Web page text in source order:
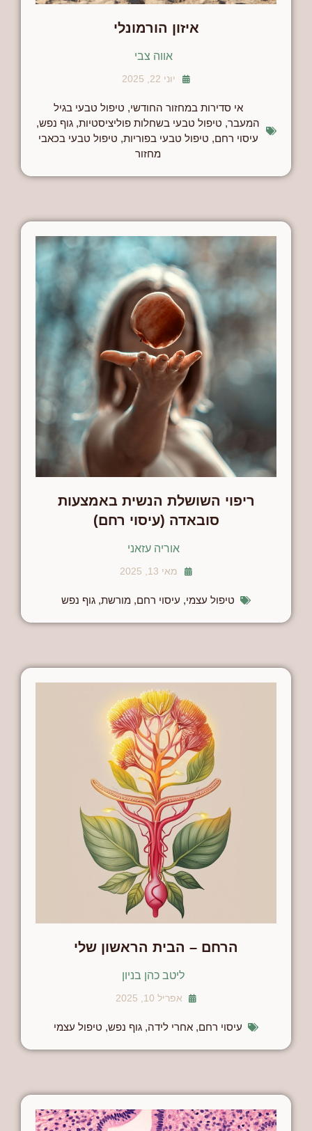
איזון הורמונלי
אווה צבי
יוני 22, 2025
אי סדירות במחזור החודשי, טיפול טבעי בגיל
המעבר, טיפול טבעי בשחלות פוליציסטיות, גוף נפש,
עיסוי רחם, טיפול טבעי בפוריות, טיפול טבעי בכאבי
מחזור
ריפוי השושלת הנשית באמצעות
סובאדה (עיסוי רחם)
אוריה עזאני
מאי 13, 2025
טיפול עצמי, עיסוי רחם, מורשת, גוף נפש
הרחם – הבית הראשון שלי
ליטב כהן בניון
אפריל 10, 2025
עיסוי רחם, אחרי לידה, גוף נפש, טיפול עצמי